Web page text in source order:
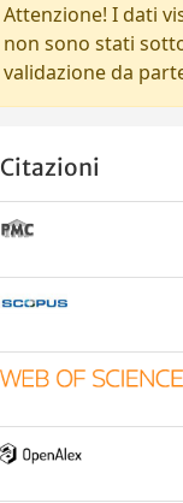
Attenzione! I dati
non sono stati
validazione da
Citazioni